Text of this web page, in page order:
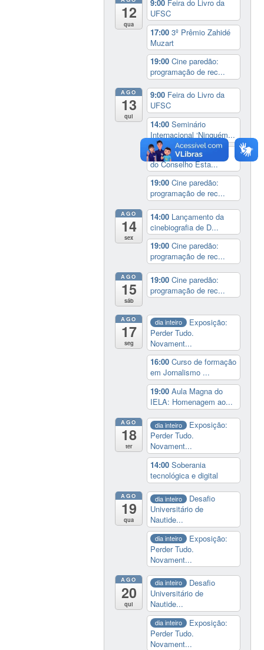
12
qua
9:00 Feira do Livro da
UFSC
17:003º Prêmio Zahidé
Muzart
19:00Cine paredão:
programação de rec...
AGO
13
qui
9:00 Feira do Livro da
UFSC
14:00Seminário
Internacional ‘Ninguém...
14:30 Sessão Especial
do Conselho Esta...
19:00Cine paredão:
programação de rec...
AGO
14
sex
14:00 Lançamento da
cinebiografia de D...
19:00Cine paredão:
programação de rec...
AGO
15
sáb
19:00Cine paredão:
programação de rec...
AGO
17
seg
dia inteiro
Exposição:
Perder Tudo.
Novament...
16:00Curso de formação
em Jornalismo ...
19:00Aula Magna do
IELA: Homenagem ao...
AGO
18
ter
dia inteiro
Exposição:
Perder Tudo.
Novament...
14:00Soberania
tecnológica e digital
AGO
19
qua
dia inteiro
Desafio
Universitário de
Nautide...
dia inteiro
Exposição:
Perder Tudo.
Novament...
AGO
20
qui
dia inteiro
Desafio
Universitário de
Nautide...
dia inteiro
Exposição:
Perder Tudo.
Novament...